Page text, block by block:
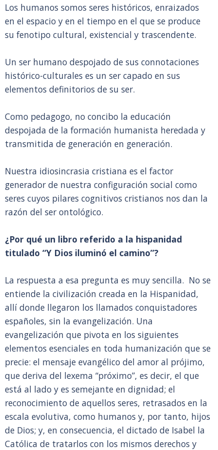
Los humanos somos seres históricos, enraizados
en el espacio y en el tiempo en el que se produce
su fenotipo cultural, existencial y trascendente.
Un ser humano despojado de sus connotaciones
histórico-culturales es un ser capado en sus
elementos definitorios de su ser.
Como pedagogo, no concibo la educación
despojada de la formación humanista heredada y
transmitida de generación en generación.
Nuestra idiosincrasia cristiana es el factor
generador de nuestra configuración social como
seres cuyos pilares cognitivos cristianos nos dan la
razón del ser ontológico.
¿Por qué un libro referido a la hispanidad
titulado “Y Dios iluminó el camino”?
La respuesta a esa pregunta es muy sencilla. No se
entiende la civilización creada en la Hispanidad,
allí donde llegaron los llamados conquistadores
españoles, sin la evangelización. Una
evangelización que pivota en los siguientes
elementos esenciales en toda humanización que se
precie: el mensaje evangélico del amor al prójimo,
que deriva del lexema “próximo”, es decir, el que
está al lado y es semejante en dignidad; el
reconocimiento de aquellos seres, retrasados en la
escala evolutiva, como humanos y, por tanto, hijos
de Dios; y, en consecuencia, el dictado de Isabel la
Católica de tratarlos con los mismos derechos y